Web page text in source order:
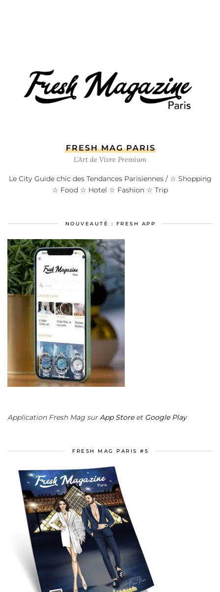
FRESH MAG PARIS
L’Art de Vivre Premium
Le City Guide chic des Tendances Parisiennes / ☆ Shopping
☆ Food ☆ Hotel ☆ Fashion ☆ Trip
NOUVEAUTÉ : FRESH APP
Application Fresh Mag surApp Storeet Google Play
FRESH MAG PARIS #5